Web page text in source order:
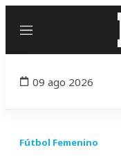
Menú
09 ago 2026
Fútbol Femenino